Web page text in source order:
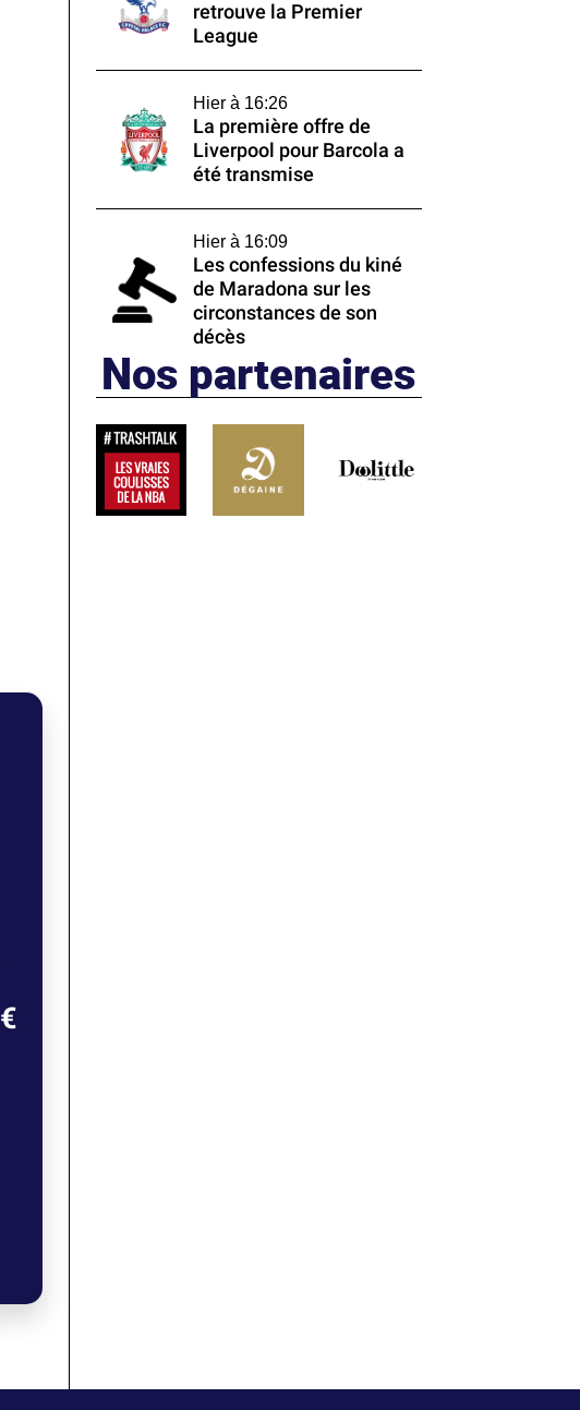
retrouve la Premier
League
Hier à 16:26
La première offre de
Liverpool pour Barcola a
été transmise
Hier à 16:09
Les confessions du kiné
de Maradona sur les
circonstances de son
décès
Nos partenaires